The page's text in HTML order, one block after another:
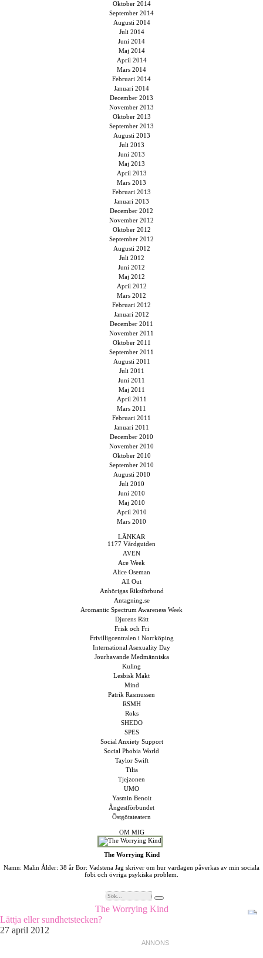
Oktober 2014
September 2014
Augusti 2014
Juli 2014
Juni 2014
Maj 2014
April 2014
Mars 2014
Februari 2014
Januari 2014
December 2013
November 2013
Oktober 2013
September 2013
Augusti 2013
Juli 2013
Juni 2013
Maj 2013
April 2013
Mars 2013
Februari 2013
Januari 2013
December 2012
November 2012
Oktober 2012
September 2012
Augusti 2012
Juli 2012
Juni 2012
Maj 2012
April 2012
Mars 2012
Februari 2012
Januari 2012
December 2011
November 2011
Oktober 2011
September 2011
Augusti 2011
Juli 2011
Juni 2011
Maj 2011
April 2011
Mars 2011
Februari 2011
Januari 2011
December 2010
November 2010
Oktober 2010
September 2010
Augusti 2010
Juli 2010
Juni 2010
Maj 2010
April 2010
Mars 2010
LÄNKAR
1177 Vårdguiden
AVEN
Ace Week
Alice Oseman
All Out
Anhörigas Riksförbund
Antagning.se
Aromantic Spectrum Awareness Week
Djurens Rätt
Frisk och Fri
Frivilligcentralen i Norrköping
International Asexuality Day
Jourhavande Medmänniska
Kuling
Lesbisk Makt
Mind
Patrik Rasmussen
RSMH
Roks
SHEDO
SPES
Social Anxiety Support
Social Phobia World
Taylor Swift
Tilia
Tjejzonen
UMO
Yasmin Benoit
Ångestförbundet
Östgötateatern
OM MIG
The Worrying Kind
Namn: Malin Ålder: 38 år Bor: Vadstena Jag skriver om hur vardagen påverkas av min sociala
fobi och övriga psykiska problem.
The Worrying Kind
Lättja eller sundhetstecken?
27 april 2012